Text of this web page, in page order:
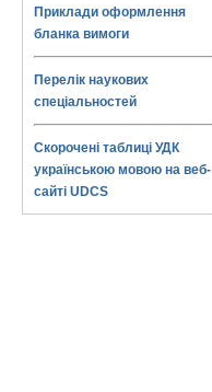
Приклади оформлення
бланка вимоги
Перелік наукових
спеціальностей
Скорочені таблиці УДК
українською мовою на веб-
сайті UDCS